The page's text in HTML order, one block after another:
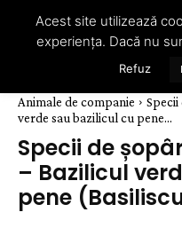
Animale de companie
verde sau bazilicul cu pene...
Specii de
– Bazilicul
pene
Acest site utilizează
experiența. Dacă nu
Refuz